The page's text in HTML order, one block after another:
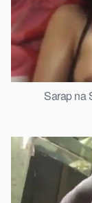
Sarap na